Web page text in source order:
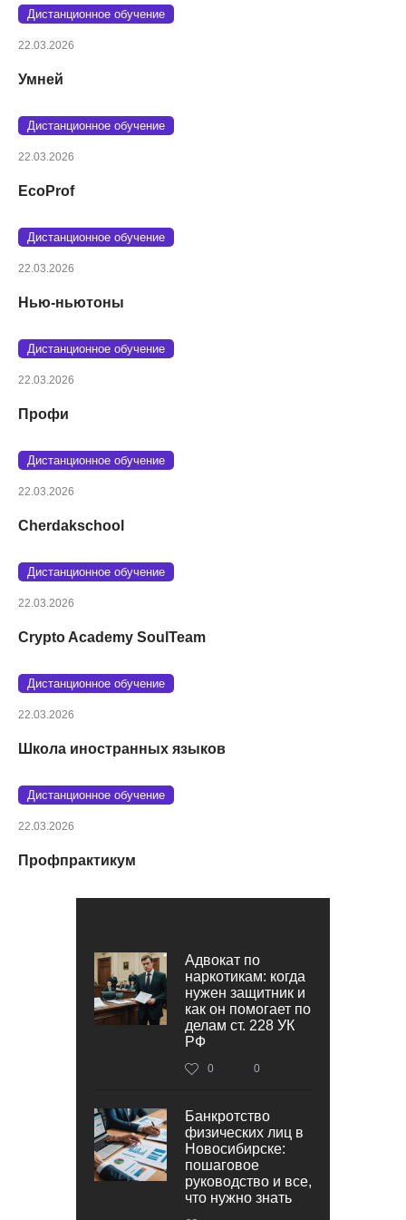
Дистанционное обучение
22.03.2026
Умней
Дистанционное обучение
22.03.2026
EcoProf
Дистанционное обучение
22.03.2026
Нью-ньютоны
Дистанционное обучение
22.03.2026
Профи
Дистанционное обучение
22.03.2026
Cherdakschool
Дистанционное обучение
22.03.2026
Crypto Academy SoulTeam
Дистанционное обучение
22.03.2026
Школа иностранных языков
Дистанционное обучение
22.03.2026
Профпрактикум
Адвокат по
наркотикам: когда
нужен защитник и
как он помогает по
делам ст. 228 УК
РФ
0 0
Банкротство
физических лиц в
Новосибирске:
пошаговое
руководство и все,
что нужно знать